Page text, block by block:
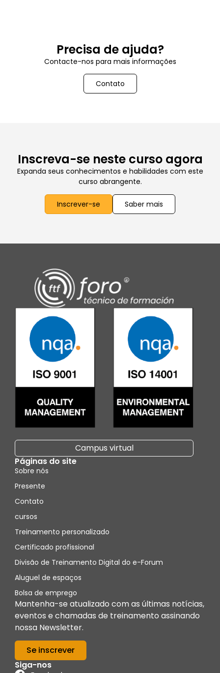
Precisa de ajuda?
Contacte-nos para mais informações
Contato
Inscreva-se neste curso agora
Expanda seus conhecimentos e habilidades com este
curso abrangente.
Inscrever-se Saber mais
Campus virtual
Páginas do site
Sobre nós
Presente
Contato
cursos
Treinamento personalizado
Certificado profissional
Divisão de Treinamento Digital do e-Forum
Aluguel de espaços
Bolsa de emprego
Mantenha-se atualizado com as últimas notícias,
eventos e chamadas de treinamento assinando
nossa Newsletter.
Se inscrever
Siga-nos